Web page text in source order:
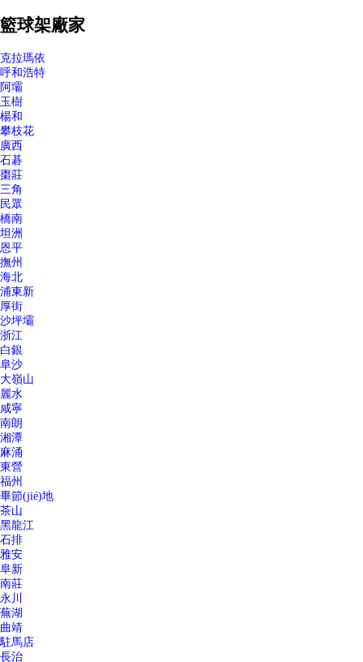
籃球架廠家
克拉瑪依
呼和浩特
阿壩
玉樹
楊和
攀枝花
廣西
石碁
棗莊
三角
民眾
橋南
坦洲
恩平
撫州
海北
浦東新
厚街
沙坪壩
浙江
白銀
阜沙
大嶺山
麗水
咸寧
南朗
湘潭
麻涌
東營
福州
畢節(jié)地
茶山
黑龍江
石排
雅安
阜新
南莊
永川
蕪湖
曲靖
駐馬店
長治